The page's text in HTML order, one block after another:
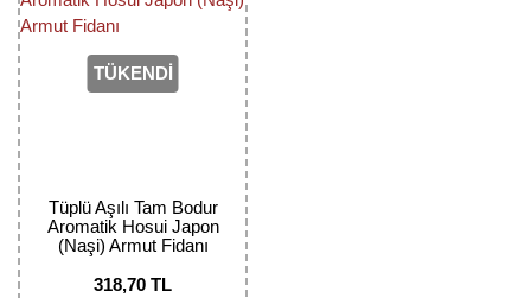
TÜKENDİ
Tüplü Aşılı Tam Bodur
Aromatik Hosui Japon
(Naşi) Armut Fidanı
318,70 TL